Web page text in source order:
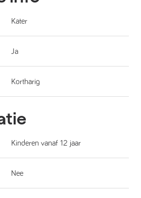
Kater
Ja
Kortharig
Kinderen vanaf 12 jaar
Nee